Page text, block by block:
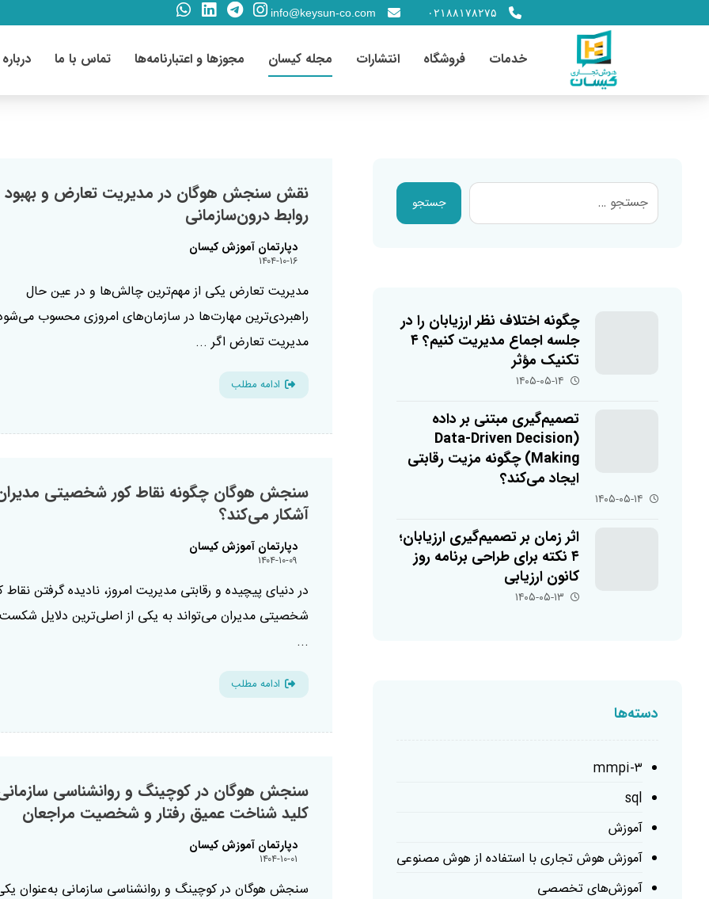
۰۲۱۸۸۱۷۸۲۷۵ info@keysun-co.com
خدمات فروشگاه انتشارات مجله کیسان مجوزها و اعتبارنامه‌ها تماس با ما
نقش سنجش هوگان در مدیریت تعارض و بهبود
روابط درون‌سازمانی
دپارتمان آموزش کیسان
۱۴۰۴-۱۰-۱۶
مدیریت تعارض یکی از مهم‌ترین چالش‌ها و در عین حال
راهبردی‌ترین مهارت‌ها در سازمان‌های امروزی محسوب
مدیریت تعارض اگر ...
ادامه مطلب
سنجش هوگان چگونه نقاط کور شخصیتی
آشکار می‌کند؟
دپارتمان آموزش کیسان
۱۴۰۴-۱۰-۰۹
در دنیای پیچیده و رقابتی مدیریت امروز، نادیده گرفتن نقاط
شخصیتی مدیران می‌تواند به یکی از اصلی‌ترین دلایل
...
ادامه مطلب
سنجش هوگان در کوچینگ و روانشناسی
کلید شناخت عمیق رفتار و شخصیت مراجعان
دپارتمان آموزش کیسان
۱۴۰۴-۱۰-۰۱
سنجش هوگان در کوچینگ و روانشناسی سازمانی به‌عنوان
جستجو
چگونه اختلاف نظر ارزیابان را در
جلسه اجماع مدیریت کنیم؟ ۴
تکنیک مؤثر
۱۴۰۵-۰۵-۱۴
تصمیم‌گیری مبتنی بر داده
(Data-Driven Decision
Making) چگونه مزیت رقابتی
ایجاد می‌کند؟
۱۴۰۵-۰۵-۱۴
اثر زمان بر تصمیم‌گیری ارزیابان؛
۴ نکته برای طراحی برنامه روز
کانون ارزیابی
۱۴۰۵-۰۵-۱۳
دسته‌ها
mmpi-۳
sql
آموزش
آموزش هوش تجاری با استفاده از هوش مصنوعی
آموزش‌های تخصصی